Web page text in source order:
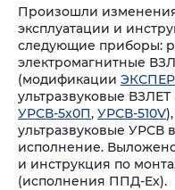
Произошли
эксплуатации и
следующие приборы:
электромагнитные
(модификации
ультразвуковые
УРСВ-5х0П, УРСВ-510V
ультразвуковые
исполнение.
и инструкция по
(исполнения ППД-Ex).